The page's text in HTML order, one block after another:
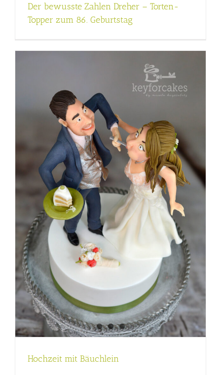
Der bewusste Zahlen Dreher – Torten-
Topper zum 86. Geburtstag
Hochzeit mit Bäuchlein